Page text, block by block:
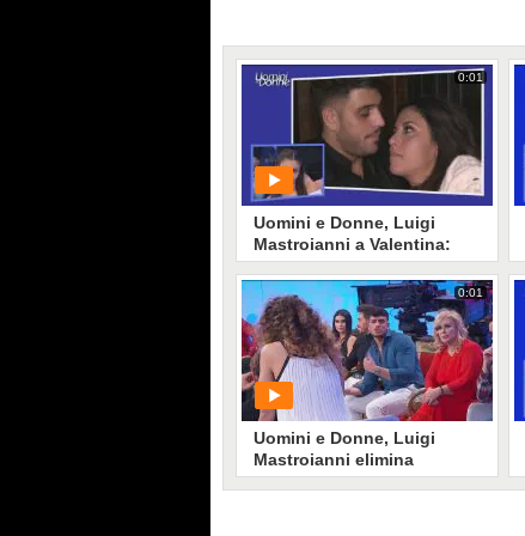
0:01
Uomini e Donne, Luigi
Mastroianni a Valentina:
"Hai tutte le cose che cerco
in una donna"
PLAY
794 • diMediaset
0:01
Uomini e Donne, Luigi
Mastroianni elimina
Elisabetta